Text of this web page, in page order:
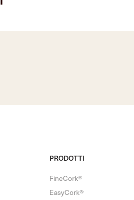
PRODOTTI
FineCork®
EasyCork®